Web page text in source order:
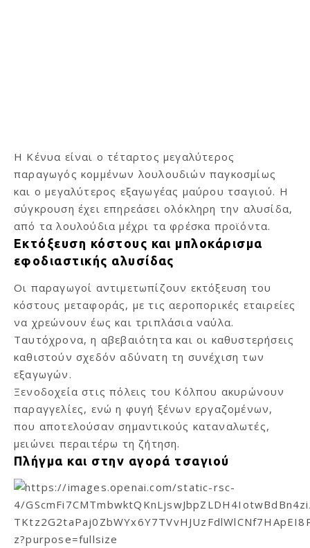
Η Κένυα είναι ο τέταρτος μεγαλύτερος
παραγωγός κομμένων λουλουδιών παγκοσμίως
και ο μεγαλύτερος εξαγωγέας μαύρου τσαγιού. Η
σύγκρουση έχει επηρεάσει ολόκληρη την αλυσίδα,
από τα λουλούδια μέχρι τα φρέσκα προϊόντα.
Εκτόξευση κόστους και μπλοκάρισμα
εφοδιαστικής αλυσίδας
Οι παραγωγοί αντιμετωπίζουν εκτόξευση του
κόστους μεταφοράς, με τις αεροπορικές εταιρείες
να χρεώνουν έως και τριπλάσια ναύλα.
Ταυτόχρονα, η αβεβαιότητα και οι καθυστερήσεις
καθιστούν σχεδόν αδύνατη τη συνέχιση των
εξαγωγών.
Ξενοδοχεία στις πόλεις του Κόλπου ακυρώνουν
παραγγελίες, ενώ η φυγή ξένων εργαζομένων,
που αποτελούσαν σημαντικούς καταναλωτές,
μειώνει περαιτέρω τη ζήτηση.
Πλήγμα και στην αγορά τσαγιού